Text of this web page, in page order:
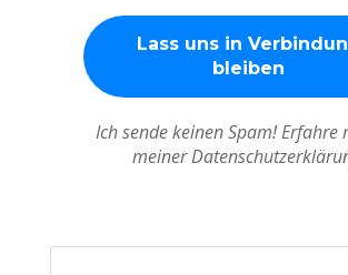
Ich sende keinen Spam! Erfahre
meiner